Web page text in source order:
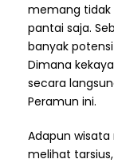
memang tidak
pantai saja.
banyak
Dimana
secara
Peramun ini.
Adapun
melihat